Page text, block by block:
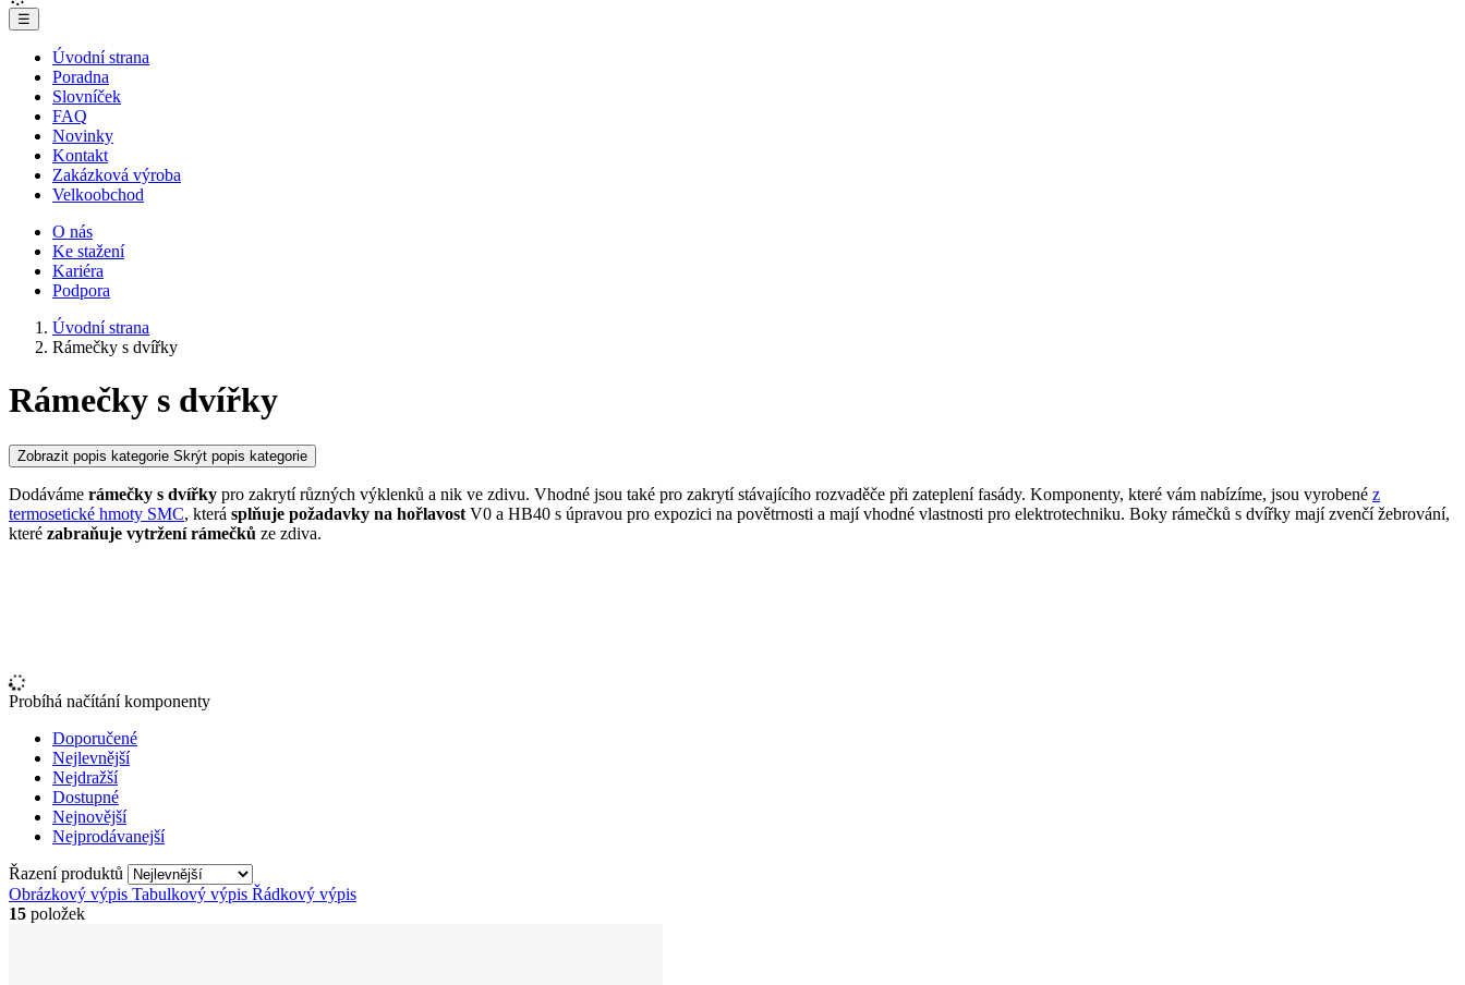
☰
Úvodní strana
Poradna
Slovníček
FAQ
Novinky
Kontakt
Zakázková výroba
Velkoobchod
O nás
Ke stažení
Kariéra
Podpora
Úvodní strana
Rámečky s dvířky
Rámečky s dvířky
Zobrazit popis kategorie Skrýt popis kategorie
Dodáváme rámečky s dvířky pro zakrytí různých výklenků a nik ve zdivu. Vhodné jsou také pro zakrytí stávajícího rozvaděče při zateplení fasády. Komponenty, které vám nabízíme, jsou vyrobené z
termosetické hmoty SMC, která splňuje požadavky na hořlavost V0 a HB40 s úpravou pro expozici na povětrnosti a mají vhodné vlastnosti pro elektrotechniku. Boky rámečků s dvířky mají zvenčí žebrování,
které zabraňuje vytržení rámečků ze zdiva.
Probíhá načítání komponenty
Doporučené
Nejlevnější
Nejdražší
Dostupné
Nejnovější
Nejprodávanejší
Řazení produktů
Obrázkový výpis Tabulkový výpis Řádkový výpis
15 položek